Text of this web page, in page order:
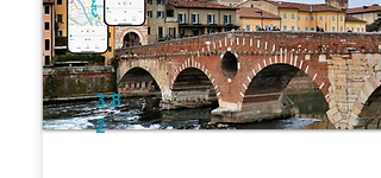
3.8
2